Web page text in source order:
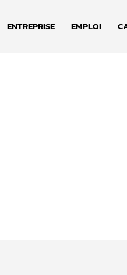
ENTREPRISE EMPLOI